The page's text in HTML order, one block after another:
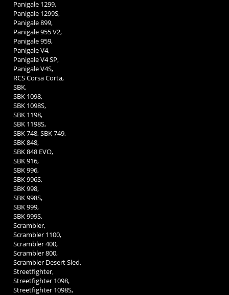
Panigale 1299,
Panigale 1299S,
Panigale 899,
Panigale 955 V2,
Panigale 959,
Panigale V4,
Panigale V4 SP,
Panigale V4S,
RCS Corsa Corta,
SBK,
SBK 1098,
SBK 1098S,
SBK 1198,
SBK 1198S,
SBK 748, SBK 749,
SBK 848,
SBK 848 EVO,
SBK 916,
SBK 996,
SBK 996S,
SBK 998,
SBK 998S,
SBK 999,
SBK 999S,
Scrambler,
Scrambler 1100,
Scrambler 400,
Scrambler 800,
Scrambler Desert Sled,
Streetfighter,
Streetfighter 1098,
Streetfighter 1098S,